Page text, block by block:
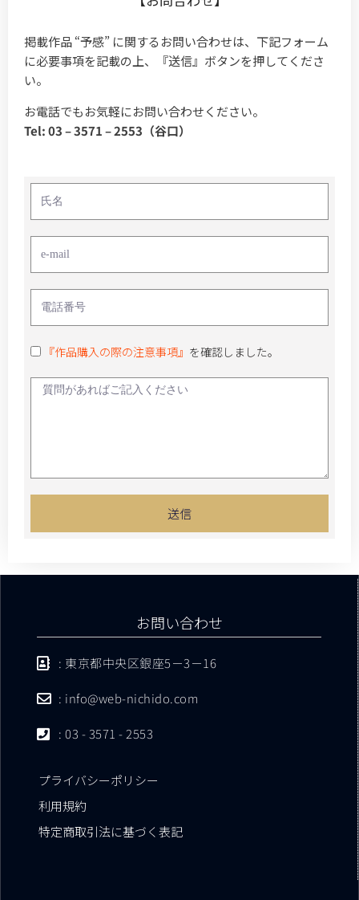
掲載作品 “予感” に関するお問い合わせは、下記フォーム
に必要事項を記載の上、『送信』ボタンを押してくださ
い。
お電話でもお気軽にお問い合わせください。
Tel: 03 – 3571 – 2553（谷口）
『作品購入の際の注意事項』 を確認しました。
送信
お問い合わせ
: 東京都中央区銀座5－3－16
: info@web-nichido.com
: 03 - 3571 - 2553
プライバシーポリシー
利用規約
特定商取引法に基づく表記